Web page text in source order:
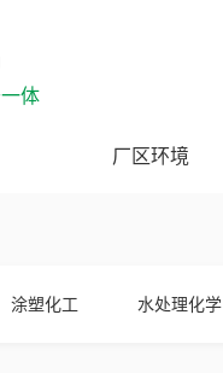
厂区环境
体
涂塑化工 水处理化学